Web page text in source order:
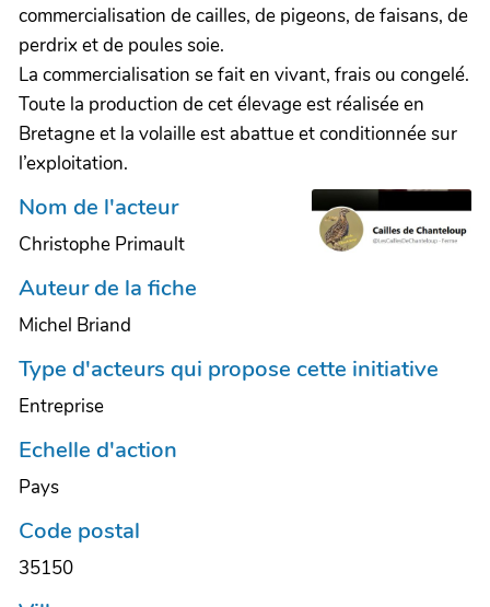
commercialisation de cailles, de pigeons, de faisans, de
perdrix et de poules soie.
La commercialisation se fait en vivant, frais ou congelé.
Toute la production de cet élevage est réalisée en
Bretagne et la volaille est abattue et conditionnée sur
l’exploitation.
Nom de l'acteur
Christophe Primault
Auteur de la fiche
Michel Briand
Type d'acteurs qui propose cette initiative
Entreprise
Echelle d'action
Pays
Code postal
35150